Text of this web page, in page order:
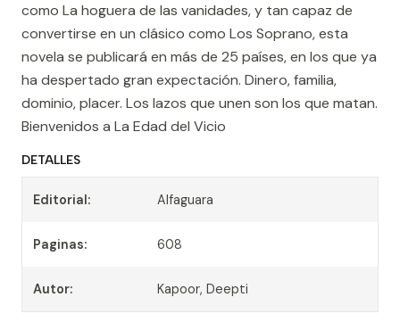
como La hoguera de las vanidades, y tan capaz de
convertirse en un clásico como Los Soprano, esta
novela se publicará en más de 25 países, en los que ya
ha despertado gran expectación. Dinero, familia,
dominio, placer. Los lazos que unen son los que matan.
Bienvenidos a La Edad del Vicio
DETALLES
Editorial: Alfaguara
Paginas: 608
Autor: Kapoor, Deepti